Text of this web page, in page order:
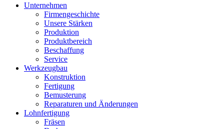
Unternehmen
Firmengeschichte
Unsere Stärken
Produktion
Produktbereich
Beschaffung
Service
Werkzeugbau
Konstruktion
Fertigung
Bemusterung
Reparaturen und Änderungen
Lohnfertigung
Fräsen